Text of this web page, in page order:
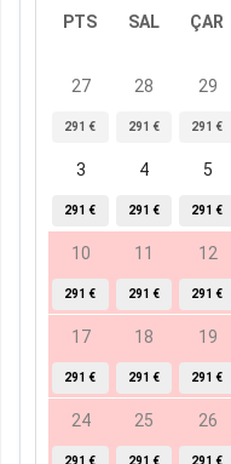
PTS SAL ÇAR
27
291 €
28
291 €
29
291 €
3
291 €
4
291 €
5
291 €
10
291 €
11
291 €
12
291 €
17
291 €
18
291 €
19
291 €
24
291 €
25
291 €
26
291 €